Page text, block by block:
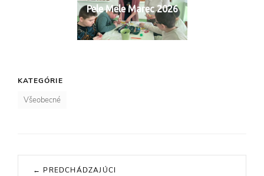
Pele Mele Marec 2026
KATEGÓRIE
Všeobecné
Navigácia
← PREDCHÁDZAJÚCI